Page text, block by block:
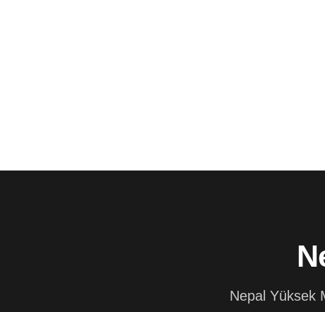
Nepal Yüksek